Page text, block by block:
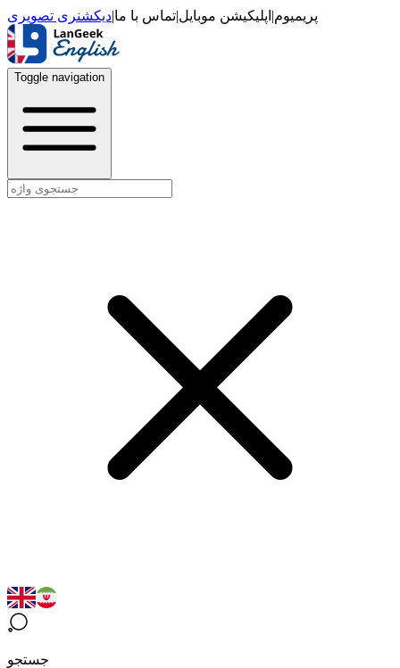
پریمیوم| اپلیکیشن موبایل|تماس با ما|دیکشنری تصویری
Toggle navigation
جستجو